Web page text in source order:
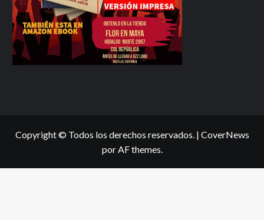
Copyright © Todos los derechos reservados. | CoverNews
por AF themes.